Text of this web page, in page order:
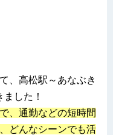
、高松駅～あなぶき
した！
、通勤などの短時間
どんなシーンでも活